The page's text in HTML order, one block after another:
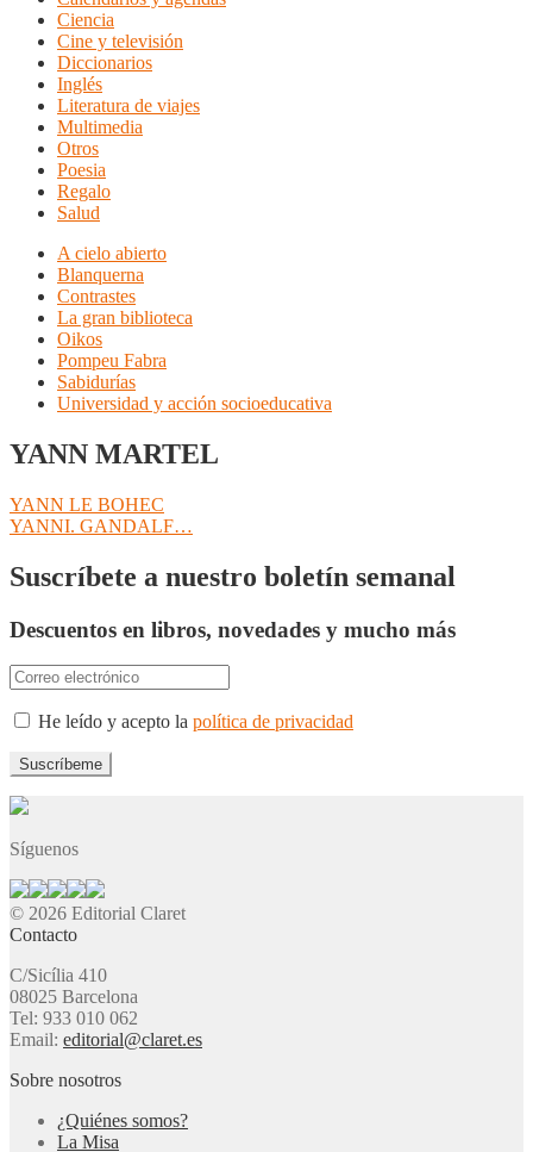
Ciencia
Cine y televisión
Diccionarios
Inglés
Literatura de viajes
Multimedia
Otros
Poesia
Regalo
Salud
A cielo abierto
Blanquerna
Contrastes
La gran biblioteca
Oikos
Pompeu Fabra
Sabidurías
Universidad y acción socioeducativa
YANN MARTEL
Navegación
de
entradas
Anterior:
YANN LE BOHEC
Siguiente:
YANNI. GANDALF…
Suscríbete a nuestro boletín semanal
Descuentos en libros, novedades y mucho más
He leído y acepto la política de privacidad
Síguenos
© 2026 Editorial Claret
Contacto
C/Sicília 410
08025 Barcelona
Tel: 933 010 062
Email: editorial@claret.es
Sobre nosotros
¿Quiénes somos?
La Misa